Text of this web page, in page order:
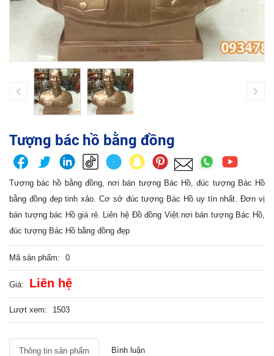
Tượng bác hồ bằng đồng
Tượng bác hồ bằng đồng, nơi bán tượng Bác Hồ, đúc tượng Bác Hồ
bằng đồng đẹp tinh xảo. Cơ sở đúc tượng Bác Hồ uy tín nhất. Đơn vị
bán tượng bác Hồ giá rẻ. Liên hệ Đồ đồng Việt.nơi bán tượng Bác Hồ,
đúc tượng Bác Hồ bằng đồng đẹp
Mã sản phẩm: 0
Giá: Liên hệ
Lượt xem: 1503
Thông tin sản phẩm Bình luận